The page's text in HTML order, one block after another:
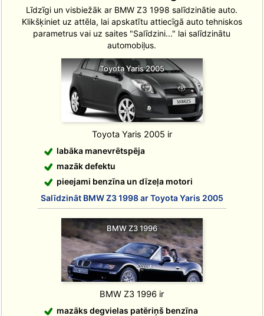
Līdzīgi un visbiežāk ar BMW Z3 1998 salīdzinātie auto.
Klikšķiniet uz attēla, lai apskatītu attiecīgā auto tehniskos
parametrus vai uz saites "Salīdzini..." lai salīdzinātu
automobiļus.
Toyota Yaris 2005
Toyota Yaris 2005 ir
labāka manevrētspēja
mazāk defektu
pieejami benzīna un dīzeļa motori
Salīdzināt BMW Z3 1998 ar Toyota Yaris 2005
BMW Z3 1996
BMW Z3 1996 ir
mazāks degvielas patēriņš benzīna